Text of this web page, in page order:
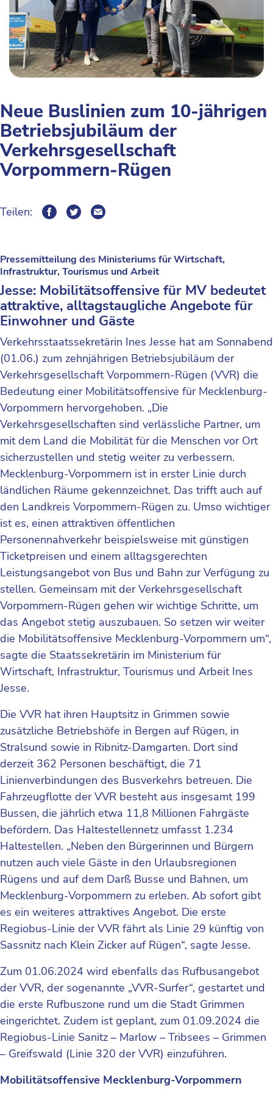
Neue Buslinien zum 10-jährigen
Betriebsjubiläum der
Verkehrsgesellschaft
Vorpommern-Rügen
Teilen:
Pressemitteilung des Ministeriums für Wirtschaft,
Infrastruktur, Tourismus und Arbeit
Jesse: Mobilitätsoffensive für MV bedeutet
attraktive, alltagstaugliche Angebote für
Einwohner und Gäste
Verkehrsstaatssekretärin Ines Jesse hat am Sonnabend
(01.06.) zum zehnjährigen Betriebsjubiläum der
Verkehrsgesellschaft Vorpommern-Rügen (VVR) die
Bedeutung einer Mobilitätsoffensive für Mecklenburg-
Vorpommern hervorgehoben. „Die
Verkehrsgesellschaften sind verlässliche Partner, um
mit dem Land die Mobilität für die Menschen vor Ort
sicherzustellen und stetig weiter zu verbessern.
Mecklenburg-Vorpommern ist in erster Linie durch
ländlichen Räume gekennzeichnet. Das trifft auch auf
den Landkreis Vorpommern-Rügen zu. Umso wichtiger
ist es, einen attraktiven öffentlichen
Personennahverkehr beispielsweise mit günstigen
Ticketpreisen und einem alltagsgerechten
Leistungsangebot von Bus und Bahn zur Verfügung zu
stellen. Gemeinsam mit der Verkehrsgesellschaft
Vorpommern-Rügen gehen wir wichtige Schritte, um
das Angebot stetig auszubauen. So setzen wir weiter
die Mobilitätsoffensive Mecklenburg-Vorpommern um“,
sagte die Staatssekretärin im Ministerium für
Wirtschaft, Infrastruktur, Tourismus und Arbeit Ines
Jesse.
Die VVR hat ihren Hauptsitz in Grimmen sowie
zusätzliche Betriebshöfe in Bergen auf Rügen, in
Stralsund sowie in Ribnitz-Damgarten. Dort sind
derzeit 362 Personen beschäftigt, die 71
Linienverbindungen des Busverkehrs betreuen. Die
Fahrzeugflotte der VVR besteht aus insgesamt 199
Bussen, die jährlich etwa 11,8 Millionen Fahrgäste
befördern. Das Haltestellennetz umfasst 1.234
Haltestellen. „Neben den Bürgerinnen und Bürgern
nutzen auch viele Gäste in den Urlaubsregionen
Rügens und auf dem Darß Busse und Bahnen, um
Mecklenburg-Vorpommern zu erleben. Ab sofort gibt
es ein weiteres attraktives Angebot. Die erste
Regiobus-Linie der VVR fährt als Linie 29 künftig von
Sassnitz nach Klein Zicker auf Rügen“, sagte Jesse.
Zum 01.06.2024 wird ebenfalls das Rufbusangebot
der VVR, der sogenannte „VVR-Surfer“, gestartet und
die erste Rufbuszone rund um die Stadt Grimmen
eingerichtet. Zudem ist geplant, zum 01.09.2024 die
Regiobus-Linie Sanitz – Marlow – Tribsees – Grimmen
– Greifswald (Linie 320 der VVR) einzuführen.
Mobilitätsoffensive Mecklenburg-Vorpommern